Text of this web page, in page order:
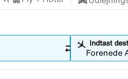
sync_alt Indtast